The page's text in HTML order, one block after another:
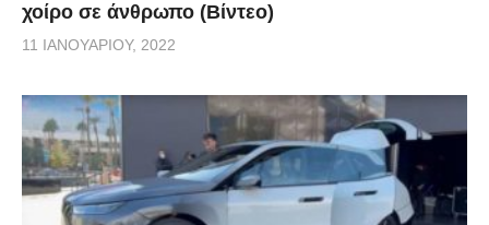
χοίρο σε άνθρωπο (Βίντεο)
11 ΙΑΝΟΥΑΡΊΟΥ, 2022